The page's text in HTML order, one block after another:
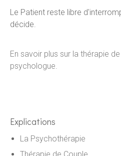
Le Patient reste libre
décide.
En savoir plus sur la thérapie
psychologue.
Explications
La Psychothérapie